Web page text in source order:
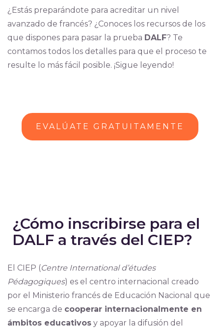
¿Estás preparándote para acreditar un nivel
avanzado de francés? ¿Conoces los recursos de los
que dispones para pasar la prueba DALF? Te
contamos todos los detalles para que el proceso te
resulte lo más fácil posible. ¡Sigue leyendo!
EVALÚATE GRATUITAMENTE
¿Cómo inscribirse para el
DALF a través del CIEP?
El CIEP (Centre International d’études
Pédagogiques) es el centro internacional creado
por el Ministerio francés de Educación Nacional que
se encarga de cooperar internacionalmente en
ámbitos educativos y apoyar la difusión del